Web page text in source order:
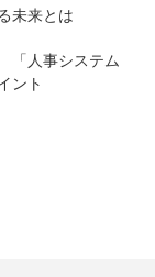
未来とは
「人事システム
ント